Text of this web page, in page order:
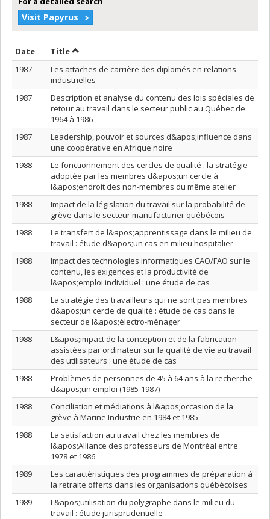
Visit Papyrus
Date Sort by date in descending order
TitleSort by title in descending order
1987
Les attaches de carrière des diplomés en relations
industrielles
1987
Description et analyse du contenu des lois spéciales de
retour au travail dans le secteur public au Québec de
1964 à 1986
1987
Leadership, pouvoir et sources d&apos;influence dans
une coopérative en Afrique noire
1988
Le fonctionnement des cercles de qualité : la stratégie
adoptée par les membres d&apos;un cercle à
l&apos;endroit des non-membres du même atelier
1988
Impact de la législation du travail sur la probabilité de
grève dans le secteur manufacturier québécois
1988
Le transfert de l&apos;apprentissage dans le milieu de
travail : étude d&apos;un cas en milieu hospitalier
1988
Impact des technologies informatiques CAO/FAO sur le
contenu, les exigences et la productivité de
l&apos;emploi individuel : une étude de cas
1988
La stratégie des travailleurs qui ne sont pas membres
d&apos;un cercle de qualité : étude de cas dans le
secteur de l&apos;électro-ménager
1988
L&apos;impact de la conception et de la fabrication
assistées par ordinateur sur la qualité de vie au travail
des utilisateurs : une étude de cas
1988
Problèmes de personnes de 45 à 64 ans à la recherche
d&apos;un emploi (1985-1987)
1988
Conciliation et médiations à l&apos;occasion de la
grève à Marine Industrie en 1984 et 1985
1988
La satisfaction au travail chez les membres de
l&apos;Alliance des professeurs de Montréal entre
1978 et 1986
1989
Les caractéristiques des programmes de préparation à
la retraite offerts dans les organisations québécoises
1989
L&apos;utilisation du polygraphe dans le milieu du
travail : étude jurisprudentielle